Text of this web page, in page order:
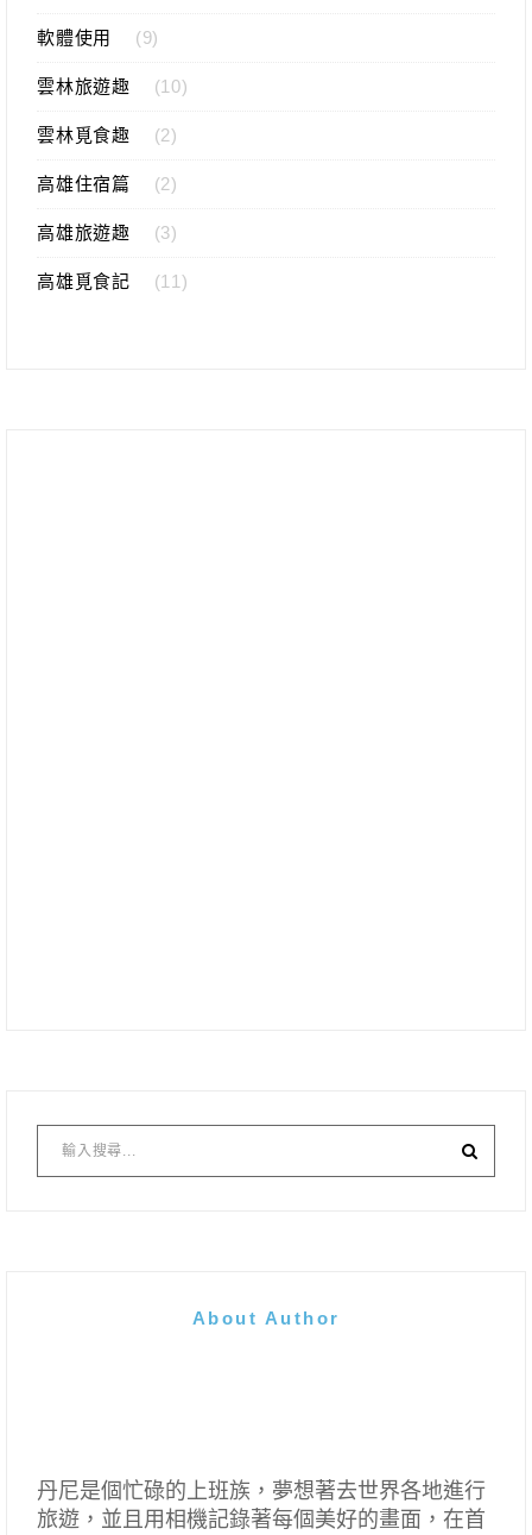
軟體使用 (9)
雲林旅遊趣 (10)
雲林覓食趣 (2)
高雄住宿篇 (2)
高雄旅遊趣 (3)
高雄覓食記 (11)
About Author
丹尼是個忙碌的上班族，夢想著去世界各地進行
旅遊，並且用相機記錄著每個美好的畫面，在首